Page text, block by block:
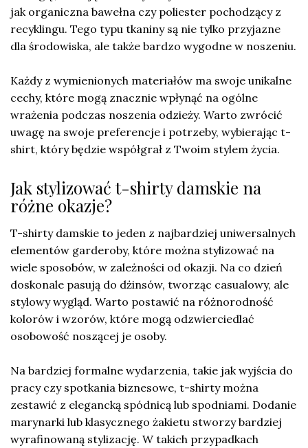
jak organiczna bawełna czy poliester pochodzący z
recyklingu. Tego typu tkaniny są nie tylko przyjazne
dla środowiska, ale także bardzo wygodne w noszeniu.
Każdy z wymienionych materiałów ma swoje unikalne
cechy, które mogą znacznie wpłynąć na ogólne
wrażenia podczas noszenia odzieży. Warto zwrócić
uwagę na swoje preferencje i potrzeby, wybierając t-
shirt, który będzie współgrał z Twoim stylem życia.
Jak stylizować t-shirty damskie na
różne okazje?
T-shirty damskie to jeden z najbardziej uniwersalnych
elementów garderoby, które można stylizować na
wiele sposobów, w zależności od okazji. Na co dzień
doskonale pasują do dżinsów, tworząc casualowy, ale
stylowy wygląd. Warto postawić na różnorodność
kolorów i wzorów, które mogą odzwierciedlać
osobowość noszącej je osoby.
Na bardziej formalne wydarzenia, takie jak wyjścia do
pracy czy spotkania biznesowe, t-shirty można
zestawić z elegancką spódnicą lub spodniami. Dodanie
marynarki lub klasycznego żakietu stworzy bardziej
wyrafinowaną stylizację. W takich przypadkach